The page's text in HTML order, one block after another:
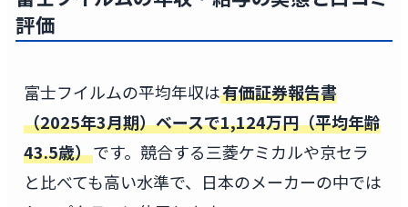
評価
富士フイルムの平均年収は有価証券報告書
（2025年3月期）ベースで1,124万円（平均年齢
43.5歳）です。競合する三菱ケミカルや京セラ
と比べても高い水準で、日本のメーカーの中では